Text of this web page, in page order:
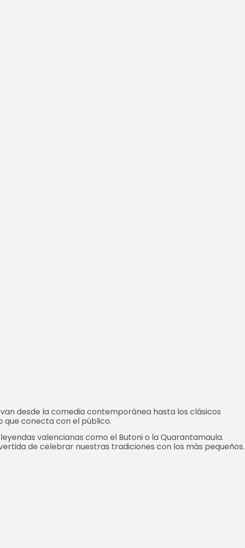
desde la comedia contemporánea hasta los clásicos
que conecta con el público.
valencianas como el Butoni o la Quarantamaula.
de celebrar nuestras tradiciones con los más pequeños.